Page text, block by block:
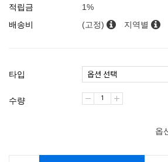
적립금
1%
배송비
(고정) 지역별
타입
수량
옵